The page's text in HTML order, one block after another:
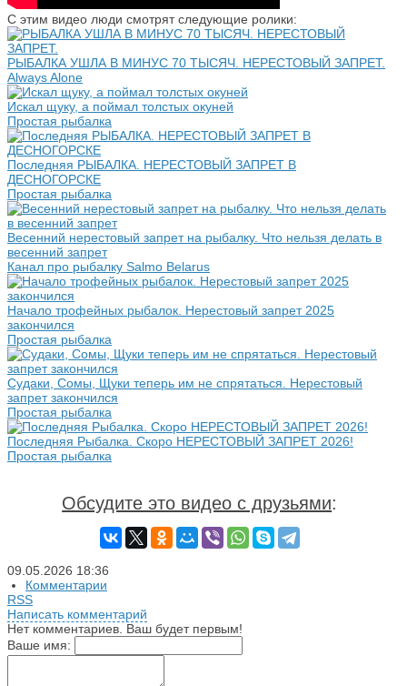
С этим видео люди смотрят следующие ролики:
РЫБАЛКА УШЛА В МИНУС 70 ТЫСЯЧ. НЕРЕСТОВЫЙ ЗАПРЕТ.
Always Alone
Искал щуку, а поймал толстых окуней
Простая рыбалка
Последняя РЫБАЛКА. НЕРЕСТОВЫЙ ЗАПРЕТ В
ДЕСНОГОРСКЕ
Простая рыбалка
Весенний нерестовый запрет на рыбалку. Что нельзя делать в
весенний запрет
Канал про рыбалку Salmo Belarus
Начало трофейных рыбалок. Нерестовый запрет 2025
закончился
Простая рыбалка
Судаки, Сомы, Щуки теперь им не спрятаться. Нерестовый
запрет закончился
Простая рыбалка
Последняя Рыбалка. Скоро НЕРЕСТОВЫЙ ЗАПРЕТ 2026!
Простая рыбалка
Обсудите это видео с друзьями:
09.05.2026 18:36
Комментарии
RSS
Написать комментарий
Нет комментариев. Ваш будет первым!
Ваше имя: